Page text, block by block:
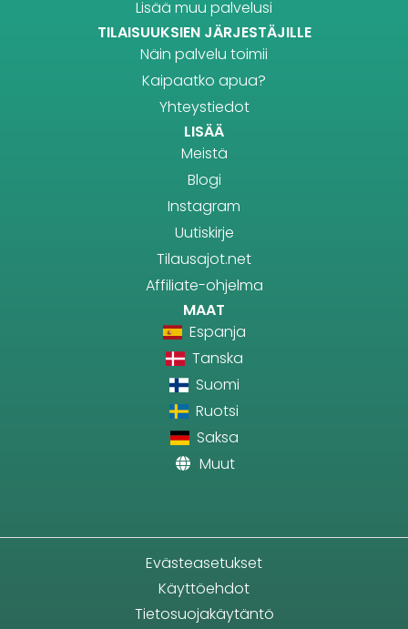
Lisää muu palvelusi
TILAISUUKSIEN JÄRJESTÄJILLE
Näin palvelu toimii
Kaipaatko apua?
Yhteystiedot
LISÄÄ
Meistä
Blogi
Instagram
Uutiskirje
Tilausajot.net
Affiliate-ohjelma
MAAT
Espanja
Tanska
Suomi
Ruotsi
Saksa
Muut
Evästeasetukset
Käyttöehdot
Tietosuojakäytäntö